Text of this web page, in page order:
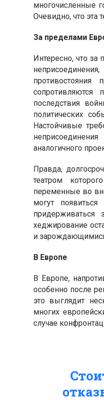
многочисленные
Очевидно, что эта
За пределами
Интересно, что
последствия
политических
Настойчивые
аналогичного
Правда,
театром
переменные во
могут
хеджирование
и
В Европе
В Европе,
особенно после
это выглядит
многих
случае